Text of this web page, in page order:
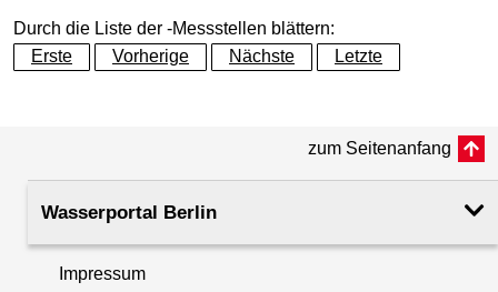
Durch die Liste der -Messstellen blättern:
Erste
Vorherige Nächste Letzte
zum Seitenanfang
Wasserportal Berlin
Impressum